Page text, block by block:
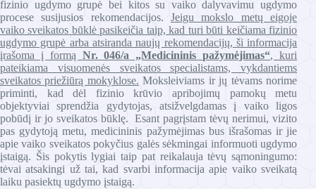
fizinio ugdymo grupė bei kitos su vaiko dalyvavimu ugdymo
procese susijusios rekomendacijos.Jeigu mokslo metų eigoje
vaiko sveikatos būklė pasikeičia taip, kad turi būti keičiama fizinio
ugdymo grupė arba atsiranda naujų rekomendacijų, ši informacija
įrašoma į formą Nr. 046/a „Medicininis pažymėjimas“, kuri
pateikiama visuomenės sveikatos specialistams, vykdantiems
sveikatos priežiūrą mokyklose. Moksleiviams ir jų tėvams norime
priminti, kad dėl fizinio krūvio apribojimų pamokų metu
objektyviai sprendžia gydytojas, atsižvelgdamas į vaiko ligos
pobūdį ir jo sveikatos būklę. Esant pagrįstam tėvų nerimui, vizito
pas gydytoją metu, medicininis pažymėjimas bus išrašomas ir jie
apie vaiko sveikatos pokyčius galės sėkmingai informuoti ugdymo
įstaigą. Šis pokytis lygiai taip pat reikalauja tėvų sąmoningumo:
tėvai atsakingi už tai, kad svarbi informacija apie vaiko sveikatą
laiku pasiektų ugdymo įstaigą.